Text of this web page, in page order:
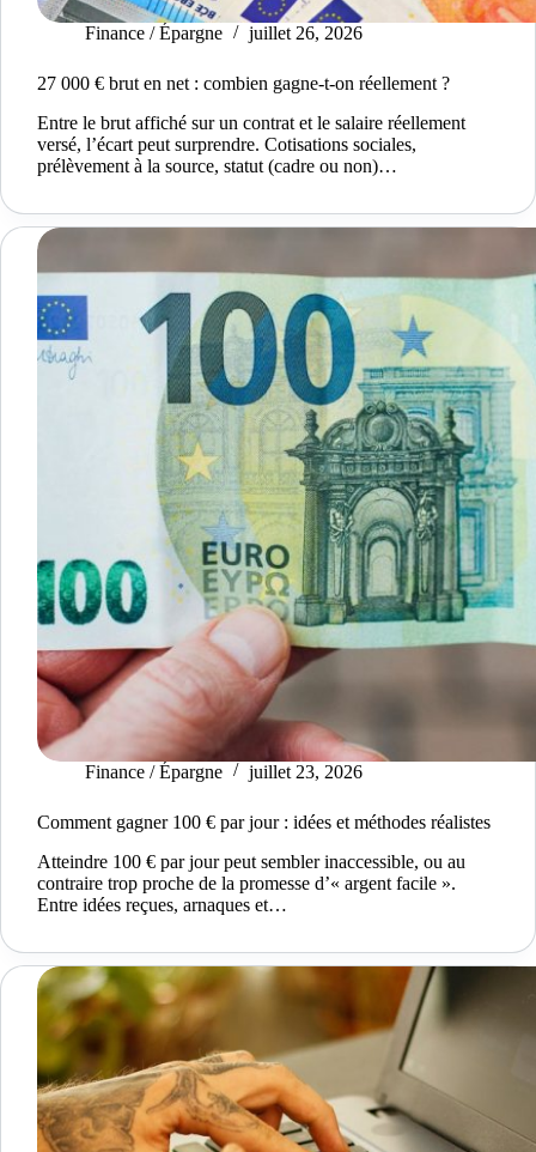
Finance / Épargne juillet 26, 2026
27 000 € brut en net : combien gagne-t-on réellement ?
Entre le brut affiché sur un contrat et le salaire réellement
versé, l’écart peut surprendre. Cotisations sociales,
prélèvement à la source, statut (cadre ou non)…
Finance / Épargne juillet 23, 2026
Comment gagner 100 € par jour : idées et méthodes réalistes
Atteindre 100 € par jour peut sembler inaccessible, ou au
contraire trop proche de la promesse d’« argent facile ».
Entre idées reçues, arnaques et…